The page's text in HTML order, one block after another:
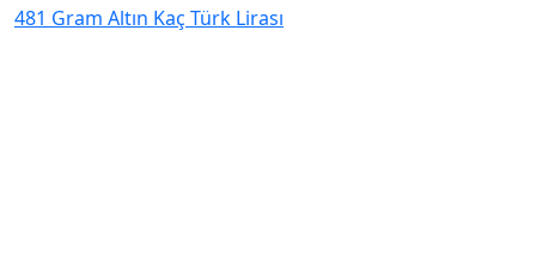
481 Gram Altın Kaç Türk Lirası